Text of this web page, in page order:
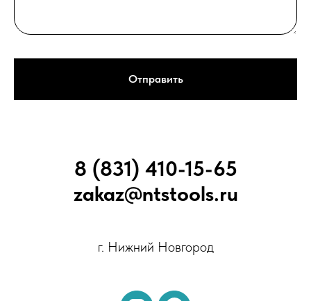
Отправить
8 (831) 410-15-65
zakaz@ntstools.ru
г. Нижний Новгород